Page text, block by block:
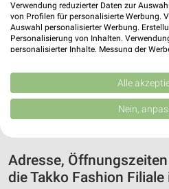
Adresse,
die Takko Fashion
Verwendung reduzierter Daten zur
von Profilen für personalisierte Werbung.
Auswahl personalisierter Werbung.
Personalisierung von Inhalten.
personalisierter Inhalte. Messung der
Kombinationen von Daten aus
Verbesserung der Angebote. Verwendung
von Inhalten.
Daten können außerhalb der
USA gesendet werden.
Website/App.
Partnerliste anzeigen (1 IAB-
Wir nutzen Ihre Daten für folgende Zwecke:
Alle
Nein,